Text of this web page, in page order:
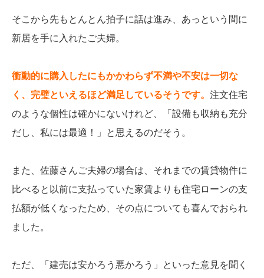
そこから先もとんとん拍子に話は進み、あっという間に
新居を手に入れたご夫婦。
衝動的に購入したにもかかわらず不満や不安は一切な
く、完璧といえるほど満足しているそうです。 注文住宅
のような個性は確かにないけれど、「設備も収納も充分
だし、私には最適！」と思えるのだそう。
また、佐藤さんご夫婦の場合は、それまでの賃貸物件に
比べると以前に支払っていた家賃よりも住宅ローンの支
払額が低くなったため、その点についても喜んでおられ
ました。
ただ、「建売は安かろう悪かろう」といった意見を聞く